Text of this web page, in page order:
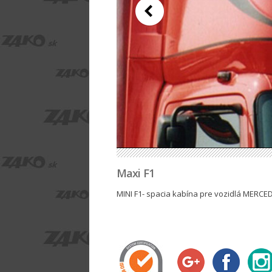
Maxi F1
MINI F1- spacia kabína pre vozidlá